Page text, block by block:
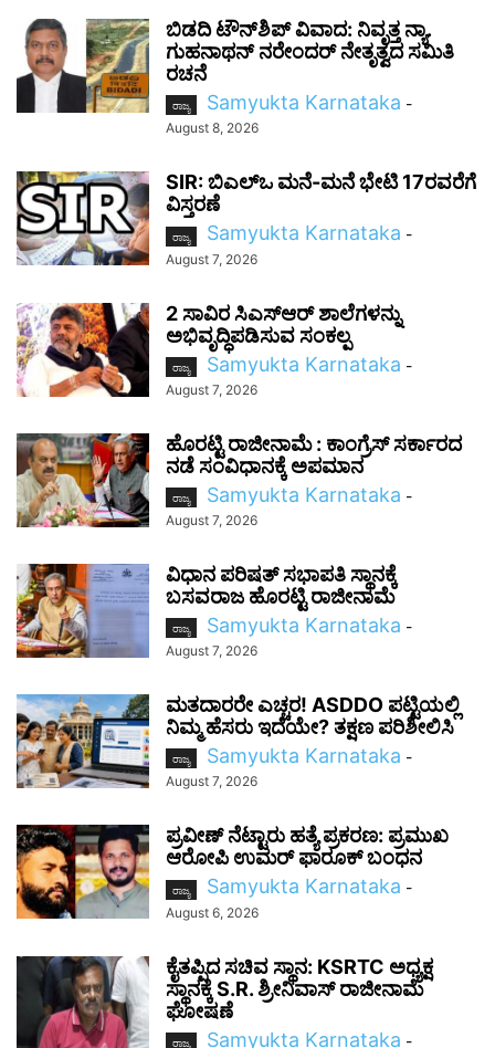
ಬಿಡದಿ ಟೌನ್‌ಶಿಪ್ ವಿವಾದ: ನಿವೃತ್ತ ನ್ಯಾ.
ಗುಹನಾಥನ್ ನರೇಂದರ್ ನೇತೃತ್ವದ ಸಮಿತಿ
ರಚನೆ
ರಾಜ್ಯ Samyukta Karnataka -
August 8, 2026
SIR: ಬಿಎಲ್ಒ ಮನೆ-ಮನೆ ಭೇಟಿ 17ರವರೆಗೆ
ವಿಸ್ತರಣೆ
ರಾಜ್ಯ Samyukta Karnataka -
August 7, 2026
2 ಸಾವಿರ ಸಿಎಸ್‌ಆರ್ ಶಾಲೆಗಳನ್ನು
ಅಭಿವೃದ್ಧಿಪಡಿಸುವ ಸಂಕಲ್ಪ
ರಾಜ್ಯ Samyukta Karnataka -
August 7, 2026
ಹೊರಟ್ಟಿ ರಾಜೀನಾಮೆ : ಕಾಂಗ್ರೆಸ್ ಸರ್ಕಾರದ
ನಡೆ ಸಂವಿಧಾನಕ್ಕೆ ಅಪಮಾನ
ರಾಜ್ಯ Samyukta Karnataka -
August 7, 2026
ವಿಧಾನ ಪರಿಷತ್ ಸಭಾಪತಿ ಸ್ಥಾನಕ್ಕೆ
ಬಸವರಾಜ ಹೊರಟ್ಟಿ ರಾಜೀನಾಮೆ
ರಾಜ್ಯ Samyukta Karnataka -
August 7, 2026
ಮತದಾರರೇ ಎಚ್ಚರ! ASDDO ಪಟ್ಟಿಯಲ್ಲಿ
ನಿಮ್ಮ ಹೆಸರು ಇದೆಯೇ? ತಕ್ಷಣ ಪರಿಶೀಲಿಸಿ
ರಾಜ್ಯ Samyukta Karnataka -
August 7, 2026
ಪ್ರವೀಣ್ ನೆಟ್ಟಾರು ಹತ್ಯೆ ಪ್ರಕರಣ: ಪ್ರಮುಖ
ಆರೋಪಿ ಉಮರ್ ಫಾರೂಕ್ ಬಂಧನ
ರಾಜ್ಯ Samyukta Karnataka -
August 6, 2026
ಕೈತಪ್ಪಿದ ಸಚಿವ ಸ್ಥಾನ: KSRTC ಅಧ್ಯಕ್ಷ
ಸ್ಥಾನಕ್ಕೆ S.R. ಶ್ರೀನಿವಾಸ್ ರಾಜೀನಾಮೆ
ಘೋಷಣೆ
ರಾಜ್ಯ Samyukta Karnataka -